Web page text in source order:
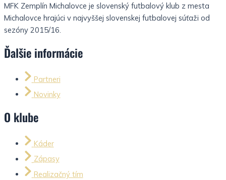
MFK Zemplín Michalovce je slovenský futbalový klub z mesta
Michalovce hrajúci v najvyššej slovenskej futbalovej súťaži od
sezóny 2015/16.
Ďalšie informácie
Partneri
Novinky
O klube
Káder
Zápasy
Realizačný tím